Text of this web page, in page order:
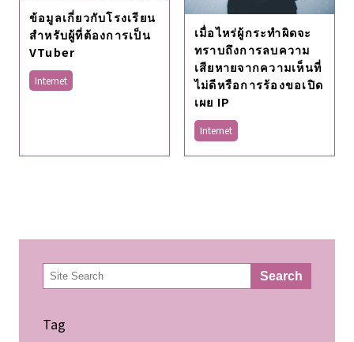
ข้อมูลเกี่ยวกับโรงเรียน
สําหรับผู้ที่ต้องการเป็น
VTuber
Internet
เมื่อไหร่ผู้กระทำผิดจะ
ทราบถึงการลบความ
เสียหายจากความเห็นที่
ไม่ดีหรือการร้องขอเปิด
เผย IP
Internet
検
索 Search
Tag